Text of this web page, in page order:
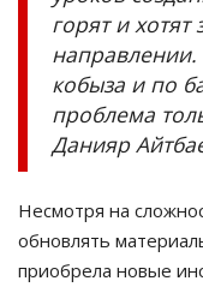
горят и хотят
направлении.
кобыза и по
проблема
Данияр
Несмотря на
обновлять
приобрела новые